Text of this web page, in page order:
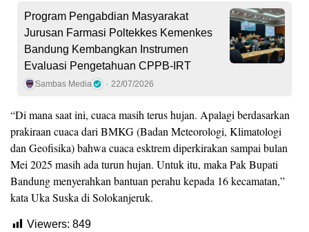
Program Pengabdian Masyarakat
Jurusan Farmasi Poltekkes Kemenkes
Bandung Kembangkan Instrumen
Evaluasi Pengetahuan CPPB-IRT
Sambas Media 22/07/2026
“Di mana saat ini, cuaca masih terus hujan. Apalagi berdasarkan
prakiraan cuaca dari BMKG (Badan Meteorologi, Klimatologi
dan Geofisika) bahwa cuaca esktrem diperkirakan sampai bulan
Mei 2025 masih ada turun hujan. Untuk itu, maka Pak Bupati
Bandung menyerahkan bantuan perahu kepada 16 kecamatan,”
kata Uka Suska di Solokanjeruk.
Viewers: 849